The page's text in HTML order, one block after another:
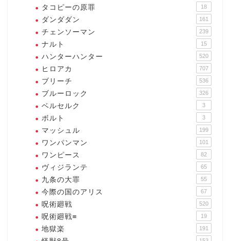
タコピーの原罪 18
ダンダダン 161
チェンソーマン 239
ナルト 15
ハンターハンター 520
ヒロアカ 707
ブリーチ 536
ブルーロック 326
ベルセルク 3
ボルト 3
マッシュル 199
ワンパンマン 101
ワンピース 82
ヴィジランテ 65
九条の大罪 55
今際の国のアリス 67
呪術廻戦 520
呪術廻戦≡ 19
地獄楽 191